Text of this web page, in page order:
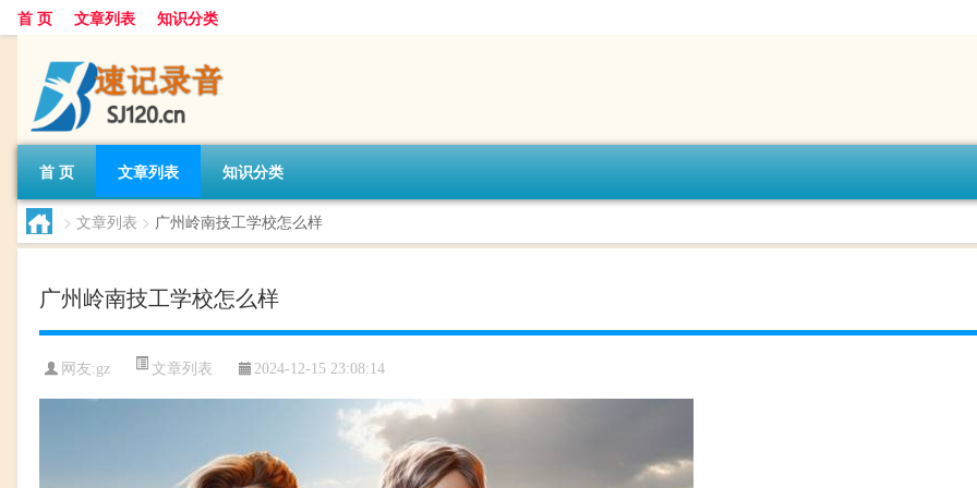
首 页 文章列表 知识分类
首 页 文章列表 知识分类
> 文章列表 > 广州岭南技工学校怎么样
广州岭南技工学校怎么样
网友:gz 文章列表 2024-12-15 23:08:14